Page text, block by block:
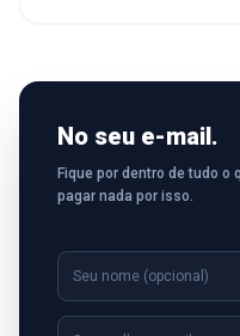
No seu e-mail.
Fique por dentro de tudo o
pagar nada por isso.